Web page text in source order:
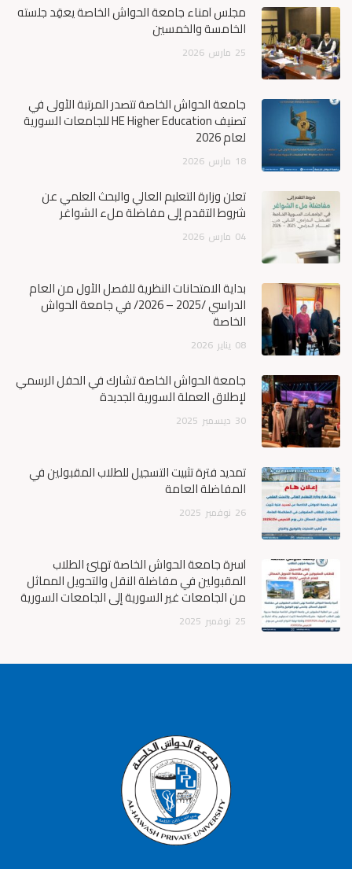
مجلس أمناء جامعة الحواش الخاصة يعقِد جلسته
الخامسة والخمسين
25 مارس 2026
جامعة الحواش الخاصة تتصدر المرتبة الأولى في
تصنيف HE Higher Education للجامعات السورية
لعام 2026
18 مارس 2026
تعلن وزارة التعليم العالي والبحث العلمي عن
شروط التقدم إلى مفاضلة ملء الشواغر
04 مارس 2026
بداية الامتحانات النظرية للفصل الأول من العام
الدراسي /2025 – 2026/ في جامعة الحواش
الخاصة
08 يناير 2026
جامعة الحواش الخاصة تشارك في الحفل الرسمي
لإطلاق العملة السورية الجديدة
30 ديسمبر 2025
تمديد فترة تثبيت التسجيل للطلاب المقبولين في
المفاضلة العامة
26 نوفمبر 2025
أسرة جامعة الحواش الخاصة تهنئ الطلاب
المقبولين في مفاضلة النقل والتحويل المماثل
من الجامعات غير السورية إلى الجامعات السورية
25 نوفمبر 2025